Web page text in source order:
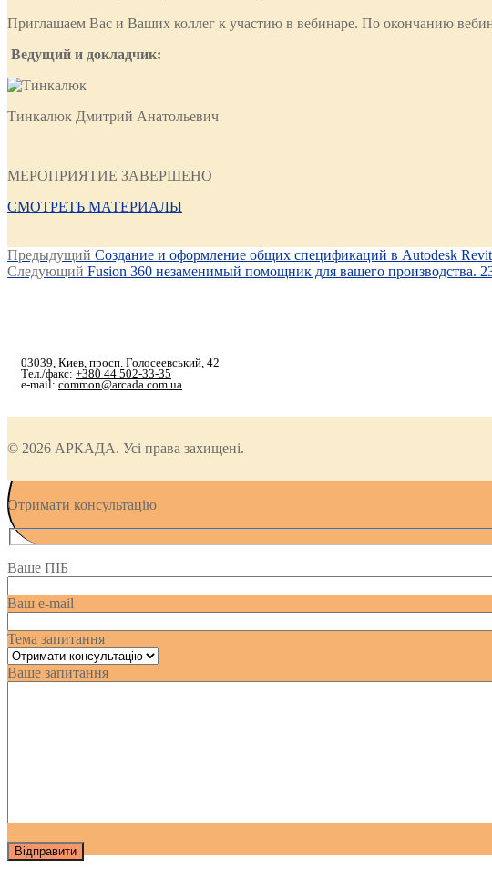
Приглашаем Вас и Ваших коллег к участию в вебинаре. По окончанию
Ведущий и докладчик:
Тинкалюк Дмитрий Анатольевич
МЕРОПРИЯТИЕ ЗАВЕРШЕНО
СМОТРЕТЬ МАТЕРИАЛЫ
Навигация
по
Предыдущий Предыдущая
запись:
Создание и оформление общих спецификаций в Autodesk
Следующий Следующая
Fusion 360 незаменимый помощник для вашего производства.
03039, Киев, просп. Голосеевський, 42
Тел./факс: +380 44 502-33-35
e-mail: common@arcada.com.ua
© 2026 АРКАДА. Усі права захищені.
Отримати консультацію
Ваше ПІБ
Ваш e-mail
Тема запитання
Ваше запитання